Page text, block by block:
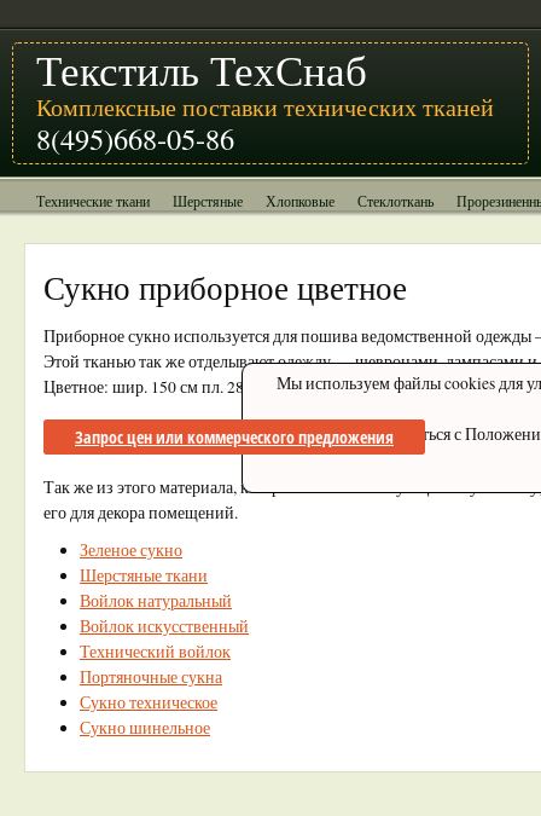
Мы используем файлы cookies для
Ознакомиться с
Текстиль ТехСнаб
Комплексные поставки технических тканей
8(495)668-05-86
Технические ткани Шерстяные Хлопковые Стеклоткань
Сукно приборное цветное
Приборное сукно используется для пошива ведомственной
Этой тканью так же отделывают одежду — шевронами, лампасами и
Цветное: шир. 150 см пл. 280 гр/м2
Запрос цен или коммерческого предложения
Так же из этого материала, который имеет большую цветовую
его для декора помещений.
Зеленое сукно
Шерстяные ткани
Войлок натуральный
Войлок искусственный
Технический войлок
Портяночные сукна
Сукно техническое
Сукно шинельное